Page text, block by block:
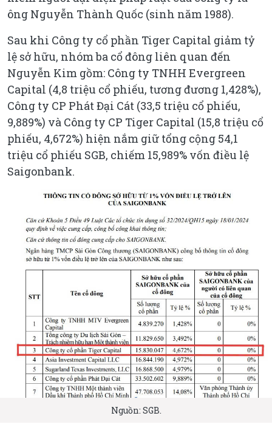
ông Nguyễn Thành Quốc (sinh năm 1988).
Sau khi Công ty cổ phần Tiger Capital giảm tỷ
lệ sở hữu, nhóm ba cổ đông liên quan đến
Nguyễn Kim gồm: Công ty TNHH Evergreen
Capital (4,8 triệu cổ phiếu, tương đương 1,428%),
Công ty CP Phát Đại Cát (33,5 triệu cổ phiếu,
9,889%) và Công ty CP Tiger Capital (15,8 triệu cổ
phiếu, 4,672%) hiện nắm giữ tổng cộng 54,1
triệu cổ phiếu SGB, chiếm 15,989% vốn điều lệ
Saigonbank.
Nguồn: SGB.